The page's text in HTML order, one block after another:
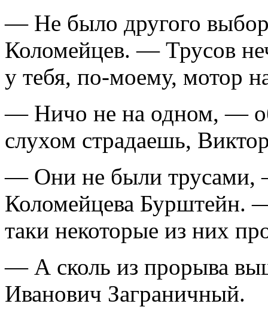
— Не было другого
Коломейцев. — Трусов
у тебя, по-моему, мотор
— Ничо не на одном, —
слухом страдаешь,
— Они не были трусами,
Коломейцева Бурштейн.
таки некоторые из них
— А сколь из прорыва
Иванович Заграничный.